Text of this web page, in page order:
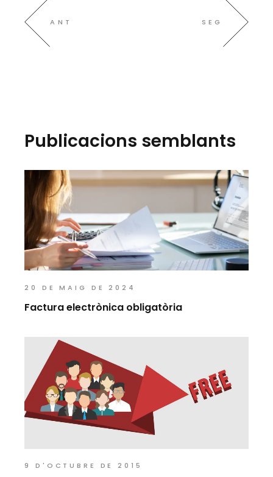
ANT SEG
Publicacions semblants
20 DE MAIG DE 2024
Factura electrònica obligatòria
9 D'OCTUBRE DE 2015